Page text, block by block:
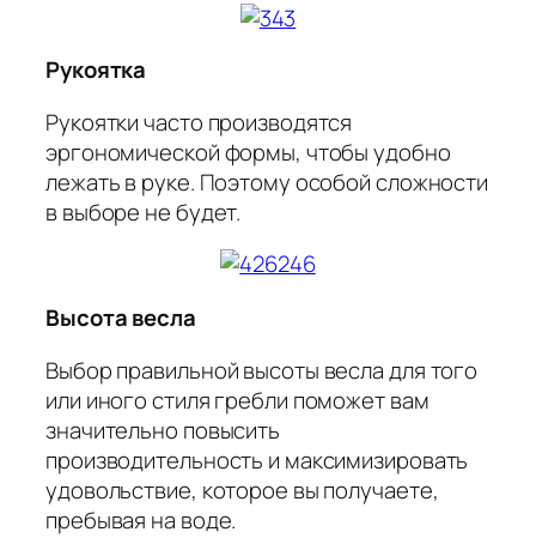
Рукоятка
Рукоятки часто производятся
эргономической формы, чтобы удобно
лежать в руке. Поэтому особой сложности
в выборе не будет.
Высота весла
Выбор правильной высоты весла для того
или иного стиля гребли поможет вам
значительно повысить
производительность и максимизировать
удовольствие, которое вы получаете,
пребывая на воде.